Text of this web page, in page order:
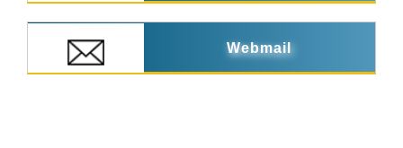
Webmail